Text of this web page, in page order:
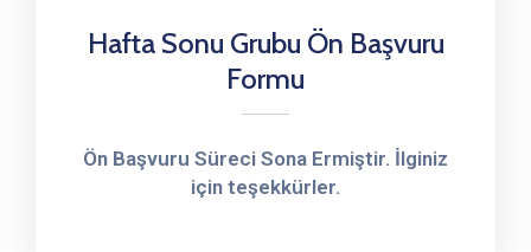
Hafta Sonu Grubu Ön Başvuru
Formu
Ön Başvuru Süreci Sona Ermiştir. İlginiz
için teşekkürler.